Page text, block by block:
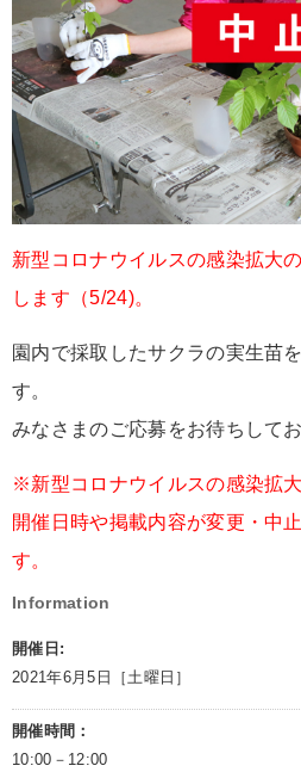
新型コロナウイルスの感染拡大
します（5/24)。
園内で採取したサクラの実生苗
す。
みなさまのご応募をお待ちしてお
※新型コロナウイルスの感染拡
開催日時や掲載内容が変更・中
す。
Information
開催日:
2021年6月5日［土曜日］
開催時間：
10:00－12:00